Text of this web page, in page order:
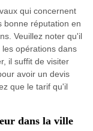
qui concernent
bonne réputation en
Veuillez noter qu'il
opérations dans
il suffit de visiter
avoir un devis
que le tarif qu'il
dans la ville